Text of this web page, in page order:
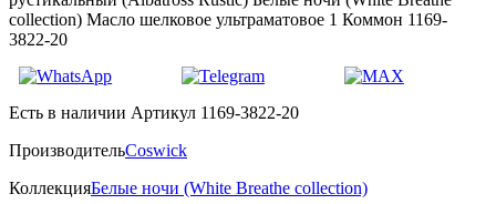
collection) Масло шелковое ультраматовое 1 Коммон 1169-
3822-20
Есть в наличии Артикул 1169-3822-20
ПроизводительCoswick
КоллекцияБелые ночи (White Breathe collection)